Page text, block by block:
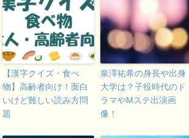
【漢字クイズ・食べ
物】高齢者向け！面白
いけど難しい読み方問
題
泉澤祐希の身長や出身
大学は？子役時代のド
ラマやMステ出演画
像！